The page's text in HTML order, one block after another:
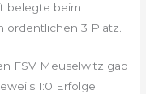
belegte beim
ordentlichen 3 Platz.
FSV Meuselwitz gab
1:0 Erfolge.